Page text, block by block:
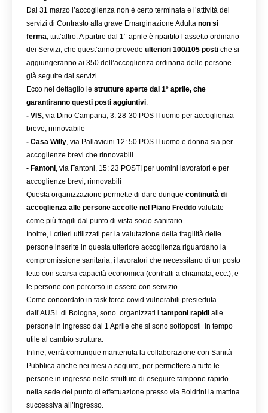
Dal 31 marzo l’accoglienza non è certo terminata e l’attività dei
servizi di Contrasto alla grave Emarginazione Adulta non si
ferma, tutt’altro. A partire dal 1° aprile è ripartito l’assetto ordinario
dei Servizi, che quest’anno prevede ulteriori 100/105 posti che si
aggiungeranno ai 350 dell’accoglienza ordinaria delle persone
già seguite dai servizi.
Ecco nel dettaglio le strutture aperte dal 1° aprile, che
garantiranno questi posti aggiuntivi:
- VIS, via Dino Campana, 3: 28-30 POSTI uomo per accoglienza
breve, rinnovabile
- Casa Willy, via Pallavicini 12: 50 POSTI uomo e donna sia per
accoglienze brevi che rinnovabili
- Fantoni, via Fantoni, 15: 23 POSTI per uomini lavoratori e per
accoglienze brevi, rinnovabili
Questa organizzazione permette di dare dunque continuità di
accoglienza alle persone accolte nel Piano Freddo valutate
come più fragili dal punto di vista socio-sanitario.
Inoltre, i criteri utilizzati per la valutazione della fragilità delle
persone inserite in questa ulteriore accoglienza riguardano la
compromissione sanitaria; i lavoratori che necessitano di un posto
letto con scarsa capacità economica (contratti a chiamata, ecc.); e
le persone con percorso in essere con servizio.
Come concordato in task force covid vulnerabili presieduta
dall’AUSL di Bologna, sono  organizzati i tamponi rapidi alle
persone in ingresso dal 1 Aprile che si sono sottoposti  in tempo
utile al cambio struttura.
Infine, verrà comunque mantenuta la collaborazione con Sanità
Pubblica anche nei mesi a seguire, per permettere a tutte le
persone in ingresso nelle strutture di eseguire tampone rapido
nella sede del punto di effettuazione presso via Boldrini la mattina
successiva all’ingresso.